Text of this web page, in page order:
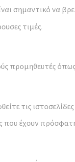
σημαντικό να
τιμές.
προμηθευτές
τις
έχουν